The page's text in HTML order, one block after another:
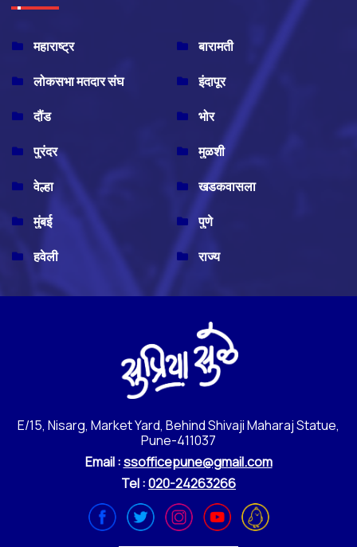
महाराष्ट्र
बारामती
लोकसभा मतदार संघ
इंदापूर
दौंड
भोर
पुरंदर
मुळशी
वेल्हा
खडकवासला
मुंबई
पुणे
हवेली
राज्य
E/15, Nisarg, Market Yard, Behind Shivaji Maharaj Statue,
Pune-411037
Email :ssofficepune@gmail.com
Tel :020-24263266